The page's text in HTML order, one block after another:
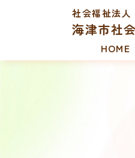
社会福祉法人
海津市社
HOME